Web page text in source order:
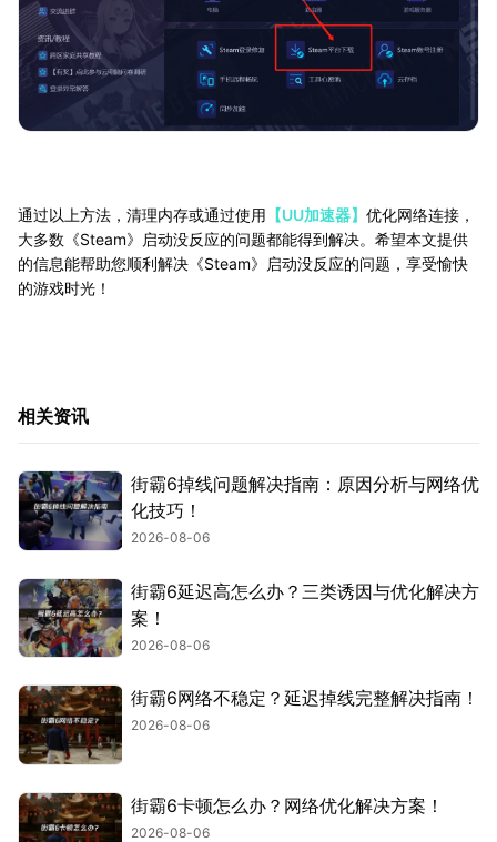
通过以上方法，清理内存或通过使用 【UU加速器】 优化网络连接，
大多数《Steam》启动没反应的问题都能得到解决。希望本文提供
的信息能帮助您顺利解决《Steam》启动没反应的问题，享受愉快
的游戏时光！
相关资讯
街霸6掉线问题解决指南：原因分析与网络优
化技巧！
2026-08-06
街霸6延迟高怎么办？三类诱因与优化解决方
案！
2026-08-06
街霸6网络不稳定？延迟掉线完整解决指南！
2026-08-06
街霸6卡顿怎么办？网络优化解决方案！
2026-08-06